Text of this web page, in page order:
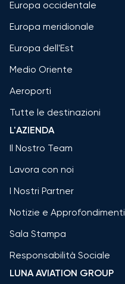
Europa occidentale
Europa meridionale
Europa dell'Est
Medio Oriente
Aeroporti
Tutte le destinazioni
L'AZIENDA
Il Nostro Team
Lavora con noi
I Nostri Partner
Notizie e Approfondimenti
Sala Stampa
Responsabilità Sociale
LUNA AVIATION GROUP